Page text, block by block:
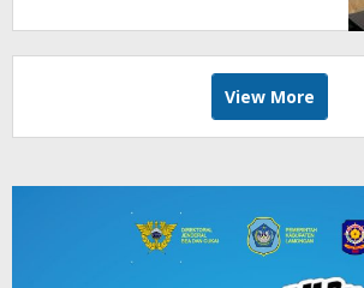
View More